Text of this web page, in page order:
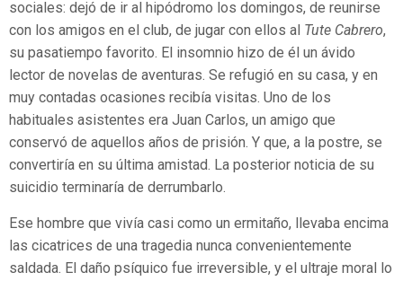
sociales: dejó de ir al hipódromo los domingos, de reunirse
con los amigos en el club, de jugar con ellos al Tute Cabrero,
su pasatiempo favorito. El insomnio hizo de él un ávido
lector de novelas de aventuras. Se refugió en su casa, y en
muy contadas ocasiones recibía visitas. Uno de los
habituales asistentes era Juan Carlos, un amigo que
conservó de aquellos años de prisión. Y que, a la postre, se
convertiría en su última amistad. La posterior noticia de su
suicidio terminaría de derrumbarlo.
Ese hombre que vivía casi como un ermitaño, llevaba encima
las cicatrices de una tragedia nunca convenientemente
saldada. El daño psíquico fue irreversible, y el ultraje moral lo